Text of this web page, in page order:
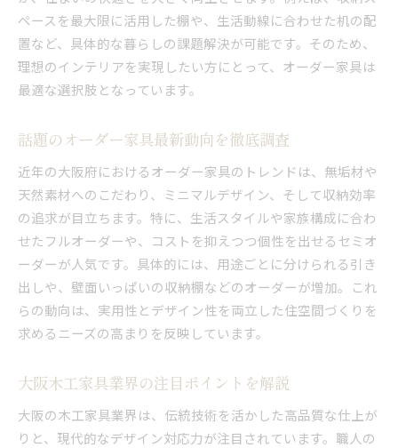
ペースを最大限に活用した棚や、生活動線に合わせた机の配
置など、具体的な暮らしの課題解決が可能です。そのため、
理想のインテリアを実現したい方にとって、オーダー家具は
最適な選択肢となっています。
話題のオーダー家具最新動向を徹底調査
近年の大阪府におけるオーダー家具のトレンドは、無垢材や
天然素材へのこだわり、ミニマルデザイン、そして収納効率
の追求が目立ちます。特に、生活スタイルや家族構成に合わ
せたフルオーダーや、コストを抑えつつ個性を出せるセミオ
ーダーが人気です。具体的には、用途ごとに分けられる引き
出しや、壁面いっぱいの収納棚などのオーダーが増加。これ
らの動向は、実用性とデザイン性を両立した住空間づくりを
求めるニーズの高まりを反映しています。
大阪木工家具業界の注目ポイントを解説
大阪の木工家具業界は、伝統技術を活かした高品質な仕上が
りと、現代的なデザイン対応力が注目されています。職人の